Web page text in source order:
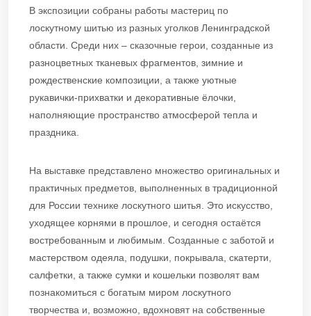
В экспозиции собраны работы мастериц по
лоскутному шитью из разных уголков Ленинградской
области. Среди них – сказочные герои, созданные из
разноцветных тканевых фрагментов, зимние и
рождественские композиции, а также уютные
рукавички-прихватки и декоративные ёлочки,
наполняющие пространство атмосферой тепла и
праздника.
На выставке представлено множество оригинальных и
практичных предметов, выполненных в традиционной
для России технике лоскутного шитья. Это искусство,
уходящее корнями в прошлое, и сегодня остаётся
востребованным и любимым. Созданные с заботой и
мастерством одеяла, подушки, покрывала, скатерти,
салфетки, а также сумки и кошельки позволят вам
познакомиться с богатым миром лоскутного
творчества и, возможно, вдохновят на собственные